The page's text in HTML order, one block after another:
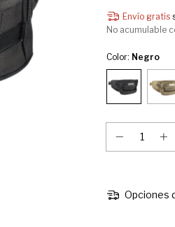
Envío gratis
No acumulable
Color: Negro
Opciones